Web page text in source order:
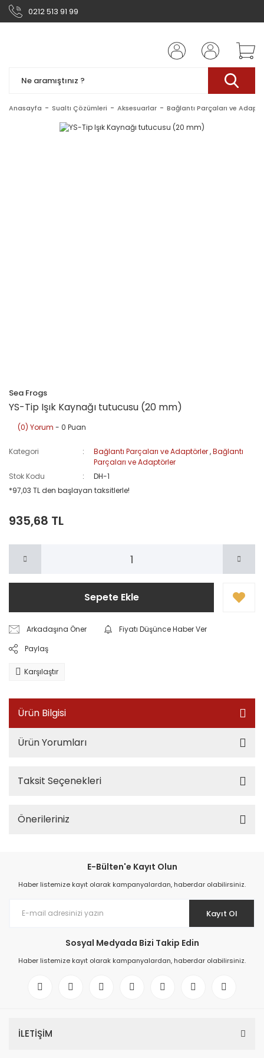
0212 513 91 99
Anasayfa Sualtı Çözümleri Aksesuarlar Bağlantı Parçaları ve
Sea Frogs
YS-Tip Işık Kaynağı tutucusu (20 mm)
(0) Yorum - 0 Puan
Kategori Bağlantı Parçaları ve Adaptörler,Bağlantı
Parçaları ve Adaptörler
Stok Kodu
DH-1
*97,03 TL den başlayan taksitlerle!
935,68 TL
Sepete Ekle
Arkadaşına Öner
Fiyatı Düşünce Haber Ver
Paylaş
Karşılaştır
Ürün Bilgisi
Ürün Yorumları
Taksit Seçenekleri
Önerileriniz
E-Bülten'e Kayıt Olun
Haber listemize kayıt olarak kampanyalardan, haberdar olabilirsiniz.
Kayıt Ol
Sosyal Medyada Bizi Takip Edin
Haber listemize kayıt olarak kampanyalardan, haberdar olabilirsiniz.
İLETİŞİM